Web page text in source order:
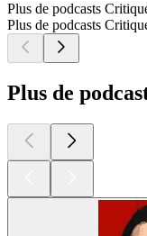
Plus de podcasts
Plus de podcasts
Plus de